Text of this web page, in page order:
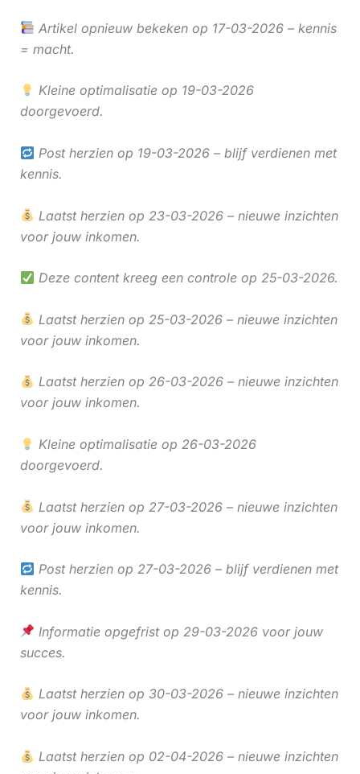
Artikel opnieuw bekeken op 17-03-2026 – kennis
= macht.
Kleine optimalisatie op 19-03-2026
doorgevoerd.
Post herzien op 19-03-2026 – blijf verdienen met
kennis.
Laatst herzien op 23-03-2026 – nieuwe inzichten
voor jouw inkomen.
Deze content kreeg een controle op 25-03-2026.
Laatst herzien op 25-03-2026 – nieuwe inzichten
voor jouw inkomen.
Laatst herzien op 26-03-2026 – nieuwe inzichten
voor jouw inkomen.
Kleine optimalisatie op 26-03-2026
doorgevoerd.
Laatst herzien op 27-03-2026 – nieuwe inzichten
voor jouw inkomen.
Post herzien op 27-03-2026 – blijf verdienen met
kennis.
Informatie opgefrist op 29-03-2026 voor jouw
succes.
Laatst herzien op 30-03-2026 – nieuwe inzichten
voor jouw inkomen.
Laatst herzien op 02-04-2026 – nieuwe inzichten